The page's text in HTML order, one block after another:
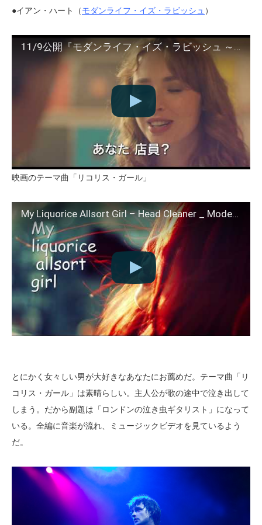
●イアン・ハート（モダンライフ・イズ・ラビッシュ ）
11/9公開『モダンライフ・イズ・ラビッシュ ～ロンドンの泣き虫ギタリスト～』予告
映画のテーマ曲「リコリス・ガール」
My Liquorice Allsort Girl – Head Cleaner _ Modern Life is Rubbish
とにかく女々しい男が大好きなあなたにお薦めだ。テーマ曲「リ
コリス・ガール」は素晴らしい。主人公が歌の途中で泣き出して
しまう。だから副題は「ロンドンの泣き虫ギタリスト」になって
いる。全編に音楽が流れ、ミュージックビデオを見ているよう
だ。